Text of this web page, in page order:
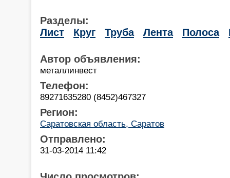
Разделы:
Лист
Круг Труба Лента Полоса
Автор объявления:
металлинвест
Телефон:
89271635280 (8452)467327
Регион:
Саратовская область, Саратов
Отправлено:
31-03-2014 11:42